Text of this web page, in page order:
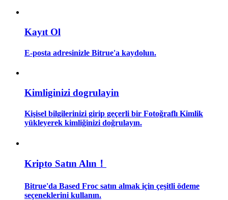
Ticaret bilgileri vb. dahil olmak üzere büyük veri analizi.
Vadeli İşlemler Başlangıç Kılavuzu
Kayıt Ol
E-posta adresinizle Bitrue'a kaydolun.
Kimliginizi dogrulayin
Kişisel bilgilerinizi girip geçerli bir Fotoğraflı Kimlik
yükleyerek kimliğinizi doğrulayın.
Kripto Satın Alın！
Bitrue'da Based Froc satın almak için çeşitli ödeme
seçeneklerini kullanın.